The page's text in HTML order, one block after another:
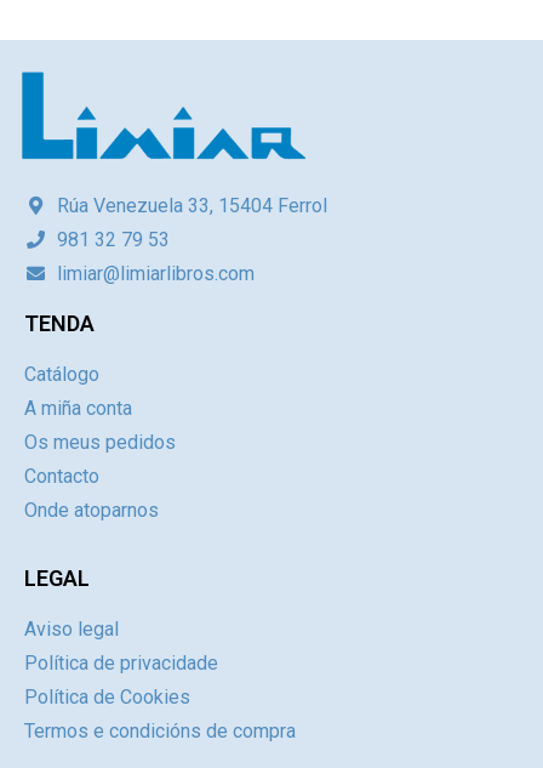
Rúa Venezuela 33, 15404 Ferrol
981 32 79 53
limiar@limiarlibros.com
TENDA
Catálogo
A miña conta
Os meus pedidos
Contacto
Onde atoparnos
LEGAL
Aviso legal
Política de privacidade
Política de Cookies
Termos e condicións de compra